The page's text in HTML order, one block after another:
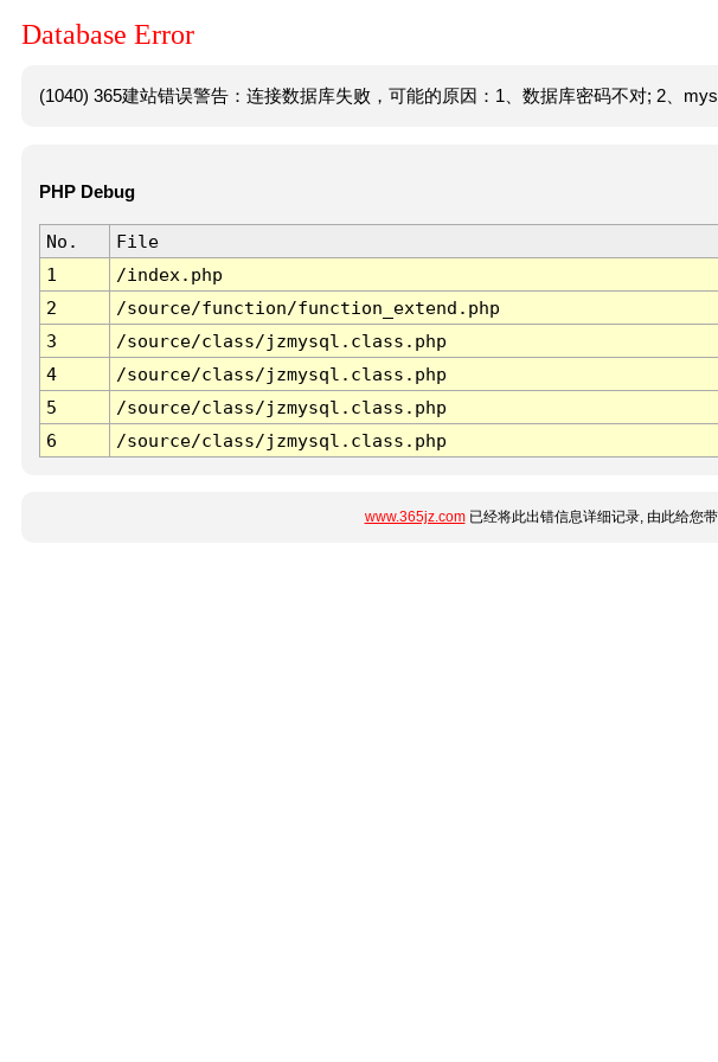
Database Error
(1040) 365建站错误警告：连接数据库失败，可能的原因：1、数据库密码不对; 2、
PHP Debug
No. File
1
/index.php
2
/source/function/function_extend.php
3
/source/class/jzmysql.class.php
4
/source/class/jzmysql.class.php
5
/source/class/jzmysql.class.php
6
/source/class/jzmysql.class.php
www.365jz.com已经将此出错信息详细记录, 由此给您